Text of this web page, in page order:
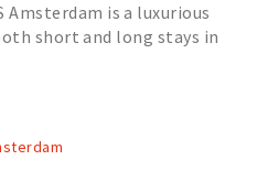
Amsterdam is a luxurious
short and long stays in